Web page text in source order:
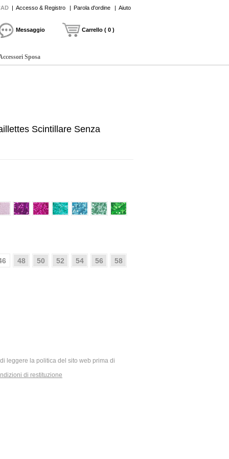
| Accesso & Registro | Parola d'ordine | Aiuto
Messaggio Carrello ( 0 )
Sposa
Scintillare Senza
48 50 52 54 56
58
leggere la politica del sito web prima di
di restituzione